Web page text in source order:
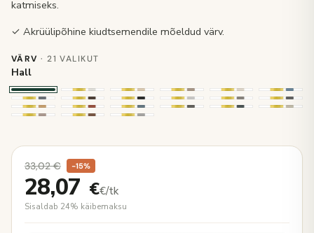
katmiseks.
✓ Akrüülipõhine kiudtsemendile mõeldud värv.
VÄRV · 21 VALIKUT
Hall
33,02€ −15%
28,07 €€/tk
Sisaldab 24% käibemaksu